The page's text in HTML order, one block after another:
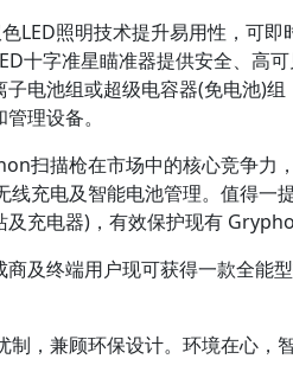
LED照明技术提升易用性，可
十字准星瞄准器提供安全、高
子电池组或超级电容器(免电池)
理设备。
扫描枪在市场中的核心竞争力
线充电及智能电池管理。值得一
充电器)，有效保护现有
及终端用户现可获得一款全能
制，兼顾环保设计。 环境在心，